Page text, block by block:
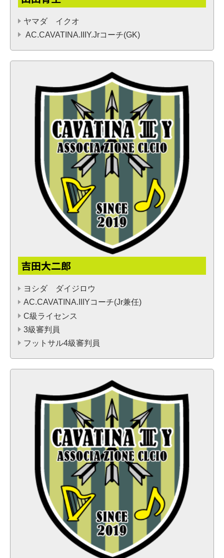
ヤマダ イクオ
AC.CAVATINA.IIIY.Jrコーチ(GK)
吉田大二郎
ヨシダ ダイジロウ
AC.CAVATINA.IIIYコーチ(Jr兼任)
C級ライセンス
3級審判員
フットサル4級審判員